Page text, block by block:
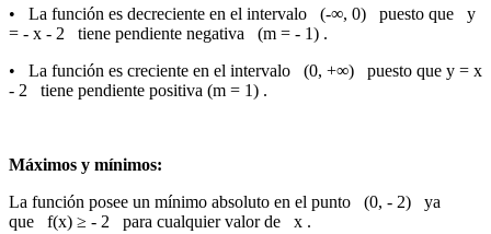
• La función es decreciente en el intervalo (-∞, 0) puesto que y
= - x - 2 tiene pendiente negativa (m = - 1) .
• La función es creciente en el intervalo (0, +∞) puesto que y = x
- 2 tiene pendiente positiva (m = 1) .
Máximos y mínimos:
La función posee un mínimo absoluto en el punto (0, - 2) ya
que f(x) ≥ - 2 para cualquier valor de x .